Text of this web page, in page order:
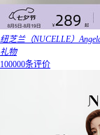
纽芝兰（NUCELLE）
礼物
100000条评价